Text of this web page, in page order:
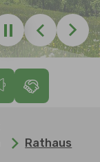
Zurück
Rathaus